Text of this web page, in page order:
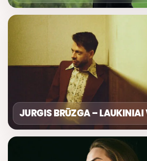
JURGIS BRŪZGA –